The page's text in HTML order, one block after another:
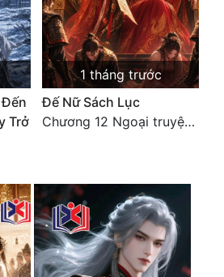
Đến
Trở
1 tháng trước
Đế Nữ Sách Lục
Chương 12 Ngoại truyện: Tần Xung